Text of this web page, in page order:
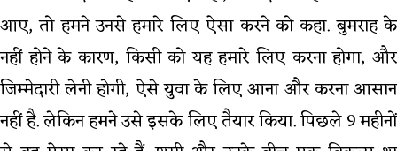
आए, तो हमने उनसे हमारे लिए ऐसा करने को कहा. बुमराह के
नहीं होने के कारण, किसी को यह हमारे लिए करना होगा, और
जिम्मेदारी लेनी होगी, ऐसे युवा के लिए आना और करना आसान
नहीं है. लेकिन हमने उसे इसके लिए तैयार किया. पिछले 9 महीनों